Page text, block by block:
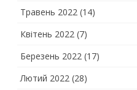
Травень 2022 (14)
Квітень 2022 (7)
Березень 2022 (17)
Лютий 2022 (28)